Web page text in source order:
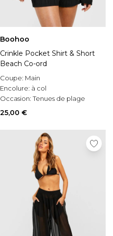
Boohoo
Crinkle Pocket Shirt & Short
Beach Co-ord
Coupe: Main
Encolure: à col
Occasion:Tenues de plage
25,00 €